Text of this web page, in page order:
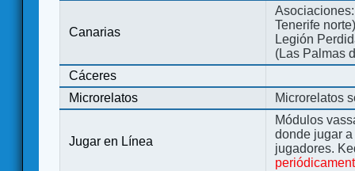
Canarias
Tenerife
Legión
(Las Palmas
Cáceres
Microrelatos
Microrelatos
Jugar en Línea
Módulos
donde jugar
jugadores.